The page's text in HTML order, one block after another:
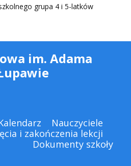
grupa 4 i 5-latków
im. Adama
Nauczyciele
i zakończenia lekcji
Dokumenty szkoły